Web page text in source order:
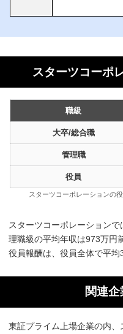
スターツコーポ
職級
大卒/総合職
管理職
役員
スターツコーポレーションの
スターツコーポレーション
理職級の平均年収は973万円
役員報酬は、役員全体で平均
関連
東証プライム上場企業の内